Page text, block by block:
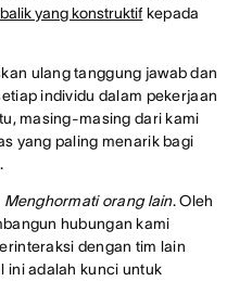
yang konstruktif kepada
ulang tanggung jawab dan
individu dalam pekerjaan
masing-masing dari kami
yang paling menarik bagi
Menghormati orang lain. Oleh
hubungan kami
dengan tim lain
ini adalah kunci untuk